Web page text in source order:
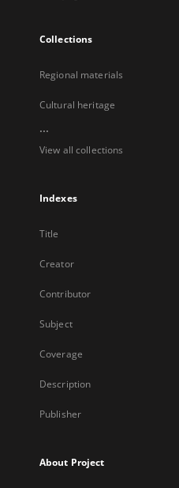
Collections
Regional materials
Cultural heritage
...
View all collections
Indexes
Title
Creator
Contributor
Subject
Coverage
Description
Publisher
About Project